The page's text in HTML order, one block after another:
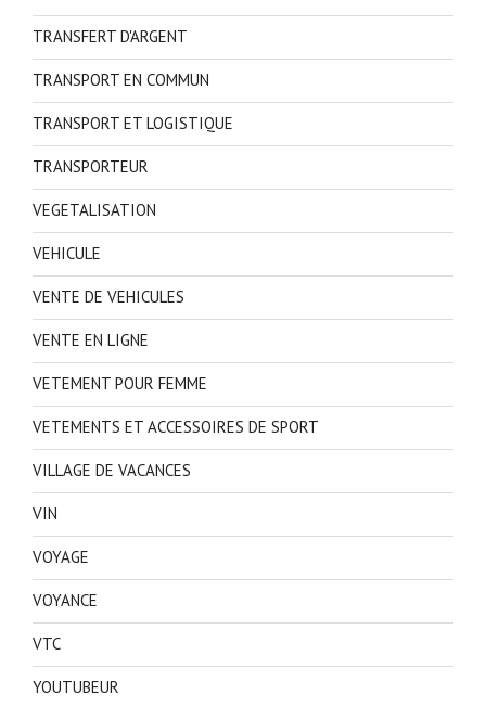
TRANSFERT D'ARGENT
TRANSPORT EN COMMUN
TRANSPORT ET LOGISTIQUE
TRANSPORTEUR
VEGETALISATION
VEHICULE
VENTE DE VEHICULES
VENTE EN LIGNE
VETEMENT POUR FEMME
VETEMENTS ET ACCESSOIRES DE SPORT
VILLAGE DE VACANCES
VIN
VOYAGE
VOYANCE
VTC
YOUTUBEUR